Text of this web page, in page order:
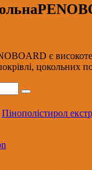
є
цокольних
Пінополістирол